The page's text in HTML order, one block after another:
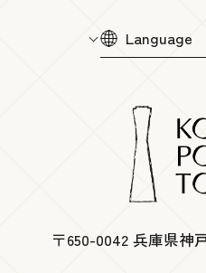
Language
〒650-0042 兵庫県神